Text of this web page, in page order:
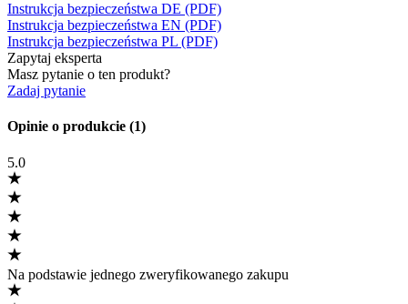
Instrukcja bezpieczeństwa DE (PDF)
Instrukcja bezpieczeństwa EN (PDF)
Instrukcja bezpieczeństwa PL (PDF)
Zapytaj eksperta
Masz pytanie o ten produkt?
Zadaj pytanie
Opinie o produkcie (1)
5.0
Na podstawie jednego zweryfikowanego zakupu